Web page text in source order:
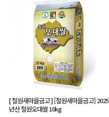
[ 철원새마을금고 ][철원새마을금고] 2025
년산 철원오대쌀 10kg